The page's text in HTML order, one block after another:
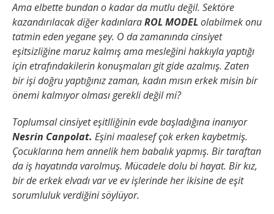
Ama elbette bundan o kadar da mutlu değil. Sektöre
kazandırılacak diğer kadınlaraROL MODEL olabilmek onu
tatmin eden yegane şey. O da zamanında cinsiyet
eşitsizliğine maruz kalmış ama mesleğini hakkıyla yaptığı
için etrafındakilerin konuşmaları git gide azalmış. Zaten
bir işi doğru yaptığınız zaman, kadın mısın erkek misin bir
önemi kalmıyor olması gerekli değil mi?
Toplumsal cinsiyet eşitlliğinin evde başladığına inanıyor
Nesrin Canpolat. Eşini maalesef çok erken kaybetmiş.
Çocuklarına hem annelik hem babalık yapmış. Bir taraftan
da iş hayatında varolmuş. Mücadele dolu bi hayat. Bir kız,
bir de erkek elvadı var ve ev işlerinde her ikisine de eşit
sorumluluk verdiğini söylüyor.